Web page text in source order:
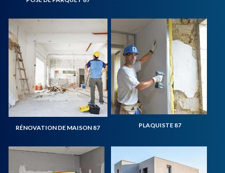
RÉNOVATION DE MAISON 87 PLAQUISTE 87